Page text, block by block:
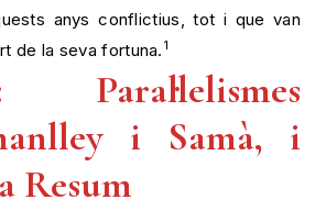
anys conflictius, tot i que van
de la seva fortuna. 1
Paral·lelismes
i Samà, i
Resum